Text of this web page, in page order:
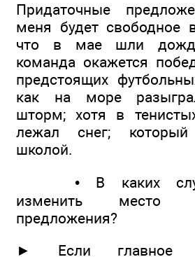
Придаточные
меня будет свободное
что в мае шли
команда окажется
предстоящих
как на море
шторм; хотя в
лежал снег;
школой.
• В каких
изменить место
предложения?
► Если главное